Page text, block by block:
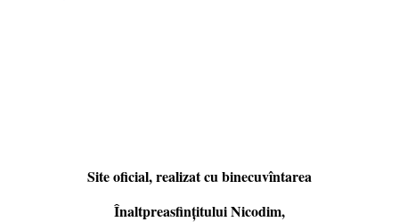
Site oficial, realizat cu binecuvîntarea
Înaltpreasfințitului Nicodim,